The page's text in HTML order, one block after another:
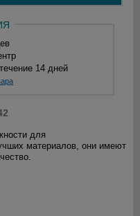
14 дней
для
материалов, они имеют